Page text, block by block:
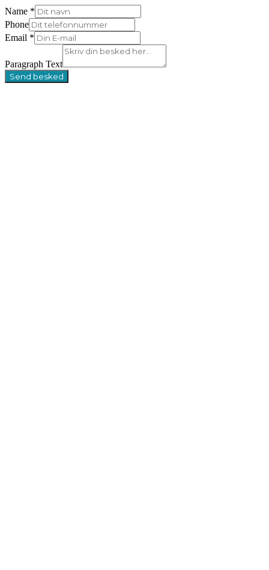
Name *
Phone
Email *
Paragraph Text
Send besked